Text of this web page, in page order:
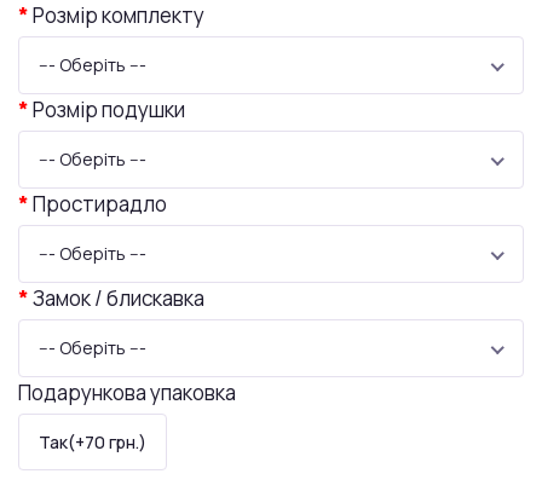
Розмір комплекту
--- Оберіть ---
Розмір подушки
--- Оберіть ---
Простирадло
--- Оберіть ---
Замок / блискавка
--- Оберіть ---
Подарункова упаковка
Так(+70 грн.)